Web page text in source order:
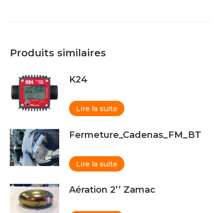
Produits similaires
K24
Lire la suite
Fermeture_Cadenas_FM_BT
Lire la suite
Aération 2’’ Zamac